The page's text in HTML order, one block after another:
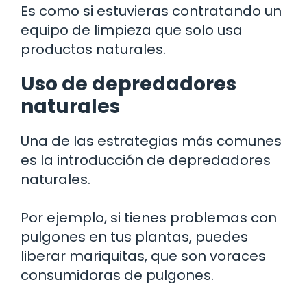
Es como si estuvieras contratando un
equipo de limpieza que solo usa
productos naturales.
Uso de depredadores
naturales
Una de las estrategias más comunes
es la introducción de depredadores
naturales.
Por ejemplo, si tienes problemas con
pulgones en tus plantas, puedes
liberar mariquitas, que son voraces
consumidoras de pulgones.